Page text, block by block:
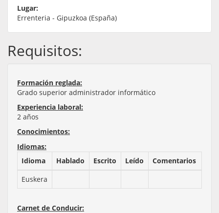
Lugar:
Errenteria - Gipuzkoa (España)
Requisitos:
Formación reglada:
Grado superior administrador informático
Experiencia laboral:
2 años
Conocimientos:
Idiomas:
Idioma
Hablado Escrito Leído
Comentarios
Euskera
Carnet de Conducir: